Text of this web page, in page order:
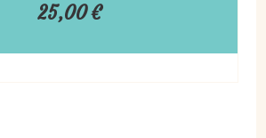
25,00€